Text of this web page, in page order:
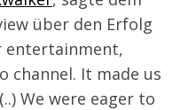
über den Erfolg
entertainment,
channel. It made us
We were eager to